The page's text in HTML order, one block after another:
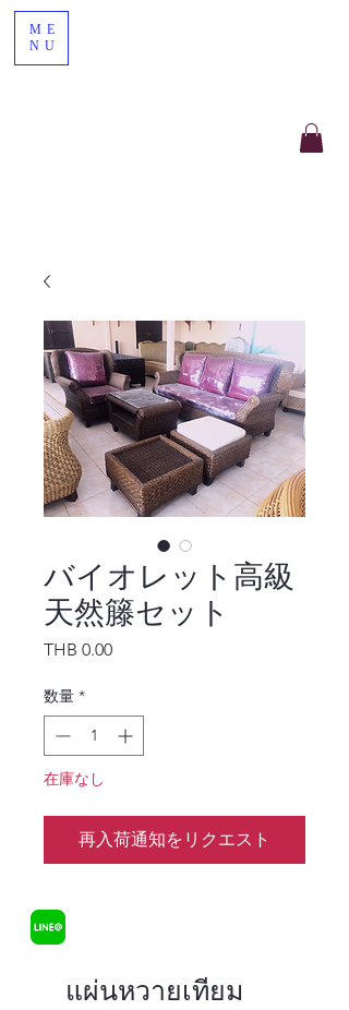
ME
NU
バイオレット高級
天然籐セット
THB 0.00価格
数量 *
在庫なし
再入荷通知をリクエスト
แผ่นหวายเทียม